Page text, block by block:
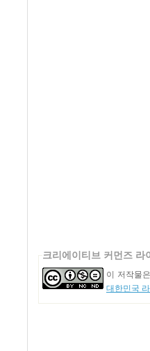
크리에이티브 커먼즈 라
이 저작물은
대한민국